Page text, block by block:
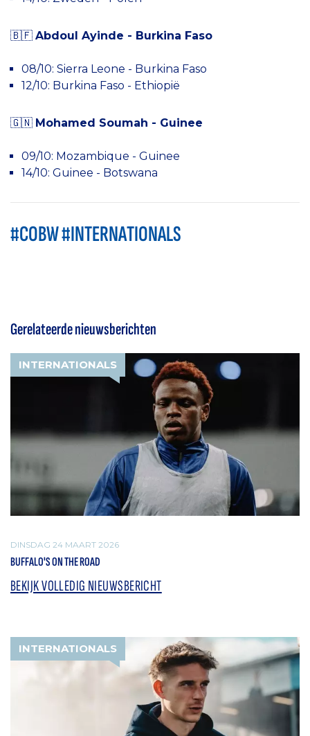
🇧🇫 Abdoul Ayinde - Burkina Faso
08/10: Sierra Leone - Burkina Faso
12/10: Burkina Faso - Ethiopië
🇬🇳 Mohamed Soumah - Guinee
09/10: Mozambique - Guinee
14/10: Guinee - Botswana
#COBW #INTERNATIONALS
Gerelateerde nieuwsberichten
INTERNATIONALS
DINSDAG 24 MAART 2026
BUFFALO'S ON THE ROAD
BEKIJK VOLLEDIG NIEUWSBERICHT
INTERNATIONALS